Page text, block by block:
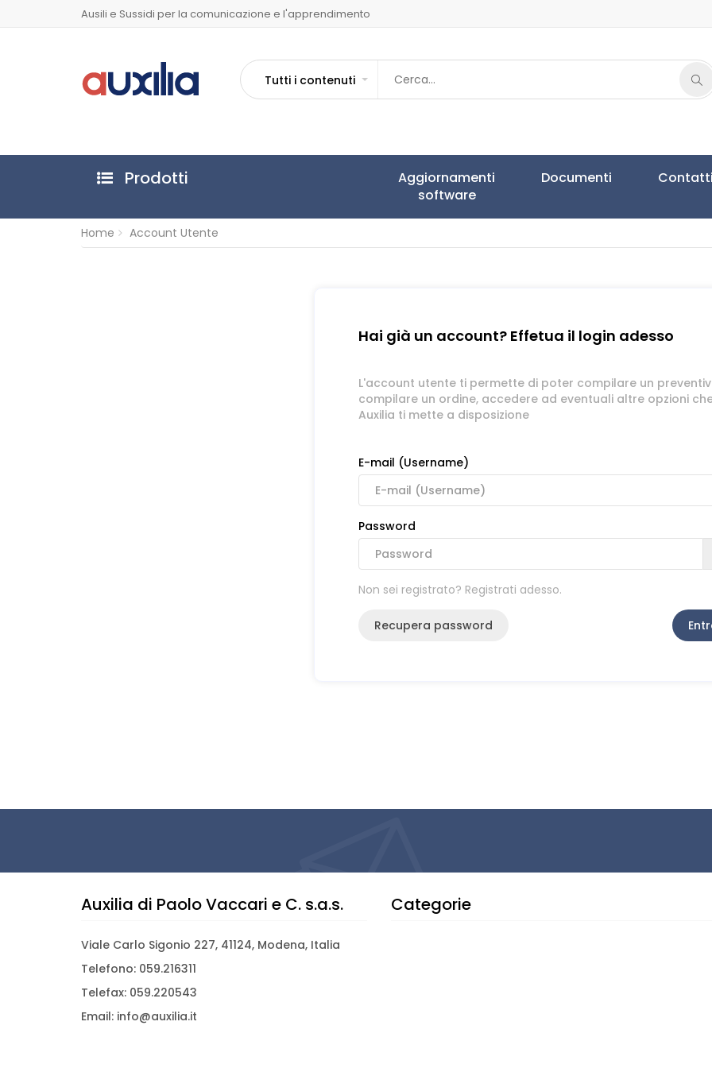
Ausili e Sussidi per la comunicazione e l'apprendimento
Tutti i contenuti
Prodotti
Aggiornamenti
software
Documenti Contatti
Home Account Utente
Hai già un account? Effetua il login adesso
L'account utente ti permette di poter compilare un
compilare un ordine, accedere ad eventuali altre opzioni
Auxilia ti mette a disposizione
E-mail (Username)
Password
Non sei registrato? Registrati adesso.
Recupera password
Auxilia di Paolo Vaccari e C. s.a.s.
Viale Carlo Sigonio 227, 41124, Modena, Italia
Telefono: 059.216311
Telefax: 059.220543
Email: info@auxilia.it
Categorie